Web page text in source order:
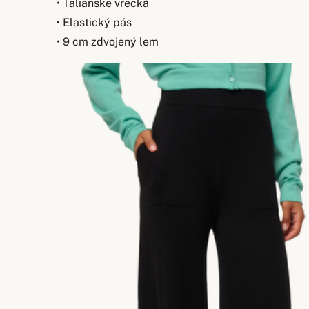
• Talianske vrecká
• Elastický pás
• 9 cm zdvojený lem